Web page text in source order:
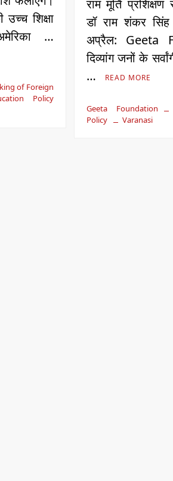
शिक्षा
…
of Foreign
Policy
राम मूर्ति प्रशिक्षण
डॉ राम शंकर सिंह
अप्रैल: Geeta
दिव्यांग जनों के
…
READ MORE
Geeta Foundation
Policy
Varanasi